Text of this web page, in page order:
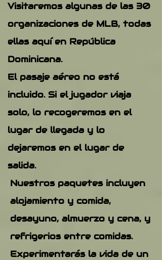
Visitaremos algunas de las 30
organizaciones de MLB, todas
ellas aquí en República
Dominicana.
El pasaje aéreo no está
incluido. Si el jugador viaja
solo, lo recogeremos en el
lugar de llegada y lo
dejaremos en el lugar de
salida.
Nuestros paquetes incluyen
alojamiento y comida,
desayuno, almuerzo y cena, y
refrigerios entre comidas.
Experimentarás la vida de un